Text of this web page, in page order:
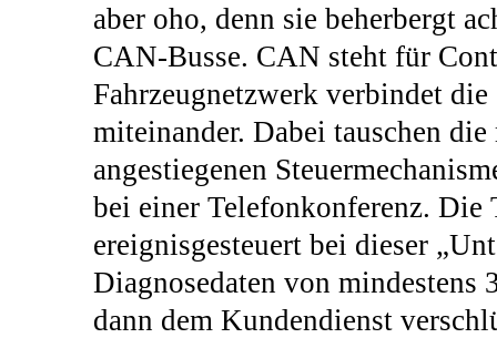
aber oho, denn sie beherbergt
CAN-Busse. CAN steht für
Fahrzeugnetzwerk verbindet die
miteinander. Dabei tauschen
angestiegenen
bei einer Telefonkonferenz. Die
ereignisgesteuert bei dieser
Diagnosedaten von mindestens
dann dem Kundendienst